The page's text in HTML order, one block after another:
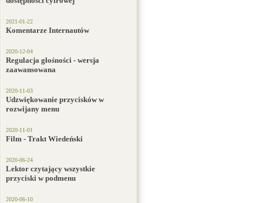
2021-01-22
Komentarze Internautów
2020-12-04
Regulacja głośności - wersja
zaawansowana
2020-11-03
Udzwiękowanie przycisków w
rozwijany menu
2020-11-01
Film - Trakt Wiedeński
2020-06-24
Lektor czytający wszystkie
przyciski w podmenu
2020-06-10